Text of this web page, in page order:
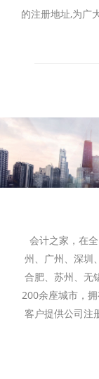
的注册地址,为广
会计之家，在
州、广州、深圳
合肥、苏州、无
200余座城市，
客户提供公司注